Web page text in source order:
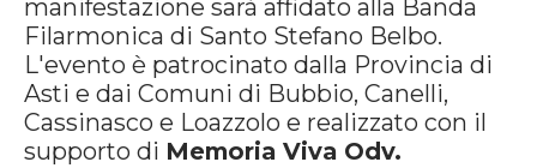
manifestazione sarà affidato alla Banda
Filarmonica di Santo Stefano Belbo.
L'evento è patrocinato dalla Provincia di
Asti e dai Comuni di Bubbio, Canelli,
Cassinasco e Loazzolo e realizzato con il
supporto di Memoria Viva Odv.